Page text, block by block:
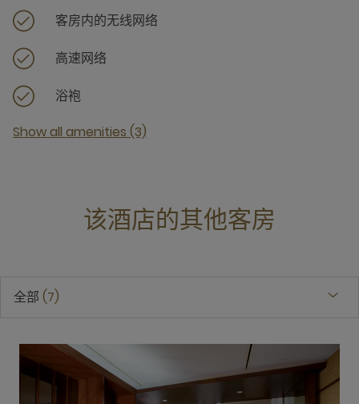
客房内的无线网络
高速网络
浴袍
Show all amenities (3)
该酒店的其他客房
全部 7